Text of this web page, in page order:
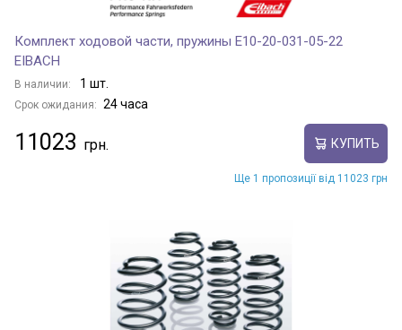
Комплект ходовой части, пружины E10-20-031-05-22
EIBACH
В наличии: 1 шт.
Срок ожидания: 24 часа
11023 КУПИТЬ
Ще 1 пропозиції від 11023 грн